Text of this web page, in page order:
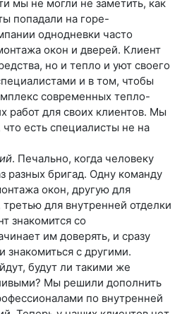
мы не могли не заметить, как
попадали на горе-
однодневки часто
окон и дверей. Клиент
но и тепло и уют своего
и в том, чтобы
современных тепло-
работ для своих клиентов. Мы
что есть специалисты не на
. Печально, когда человеку
разных бригад. Одну команду
окон, другую для
третью для внутренней отделки
знакомится со
им доверять, и сразу
знакомиться с другими.
будут ли такими же
Мы решили дополнить
по внутренней